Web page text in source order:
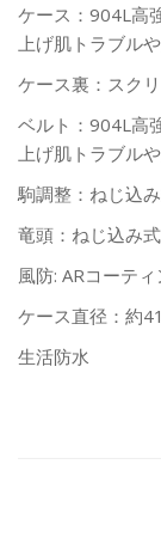
ケース：904L高
上げ肌トラブル
ケース裏：スク
ベルト：904L高
上げ肌トラブル
駒調整：ねじ込
竜頭：ねじ込み式
風防: ARコーテ
ケース直径：約
生活防水